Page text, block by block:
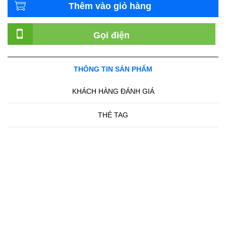
Thêm vào giỏ hàng
Gọi điện
THÔNG TIN SẢN PHẨM
KHÁCH HÀNG ĐÁNH GIÁ
THẺ TAG